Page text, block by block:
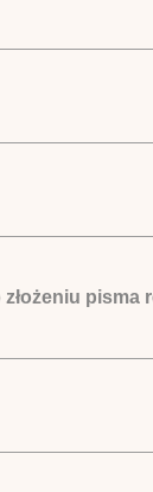
pisma